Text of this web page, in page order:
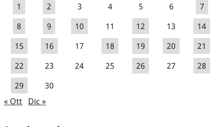
1
2 3 4 5 6
7
8
9 10 11 12 13
14
15
16 17 18 19 20
21
22
23 24 25 26 27
28
29
30
« Ott Dic »